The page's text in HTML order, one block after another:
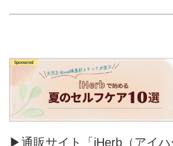
▶通販サイト「iHerb（アイ